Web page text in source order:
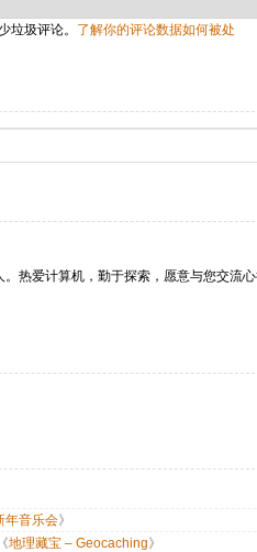
垃圾评论。 了解你的评论数据如何被处
热爱计算机，勤于探索，愿意与您交流
年音乐会》
地理藏宝 – Geocaching》